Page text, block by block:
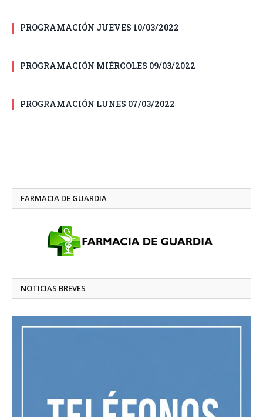
PROGRAMACIÓN JUEVES 10/03/2022
PROGRAMACIÓN MIÉRCOLES 09/03/2022
PROGRAMACIÓN LUNES 07/03/2022
FARMACIA DE GUARDIA
NOTICIAS BREVES